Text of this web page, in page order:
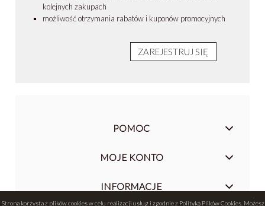
Strona korzysta z plików cookies w celu realizacji usług i zgodnie z Polityką Plików Cookies. Możesz
kolejnych zakupach
możliwość otrzymania rabatów i kuponów promocyjnych
ZAREJESTRUJ SIĘ
POMOC
MOJE KONTO
INFORMACJE